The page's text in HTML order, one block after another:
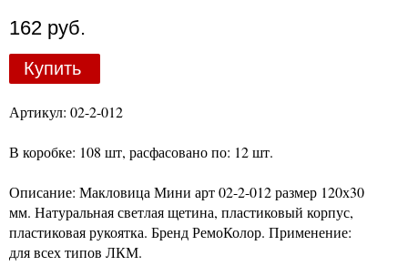
162 руб.
Купить
Артикул: 02-2-012
В коробке: 108 шт, расфасовано по: 12 шт.
Описание: Макловица Мини арт 02-2-012 размер 120х30
мм. Натуральная светлая щетина, пластиковый корпус,
пластиковая рукоятка. Бренд РемоКолор. Применение:
для всех типов ЛКМ.